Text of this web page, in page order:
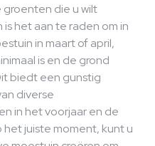
die u wilt
het aan te raden om in
in maart of april,
is en de grond
biedt een gunstig
diverse
in het voorjaar en de
juiste moment, kunt u